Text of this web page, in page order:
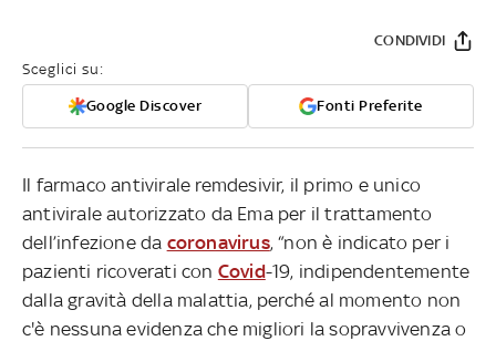
Sceglici su:
Google Discover Fonti Preferite
CONDIVIDI
Il farmaco antivirale remdesivir, il primo e unico
antivirale autorizzato da Ema per il trattamento
dell’infezione da coronavirus, “non è indicato per i
pazienti ricoverati con Covid-19, indipendentemente
dalla gravità della malattia, perché al momento non
c'è nessuna evidenza che migliori la sopravvivenza o